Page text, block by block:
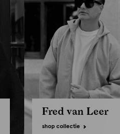
Fred van Leer
shop collectie